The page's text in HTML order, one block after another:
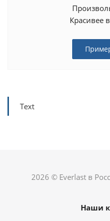
Красивее
Text
2026 © Everlast в
Наши